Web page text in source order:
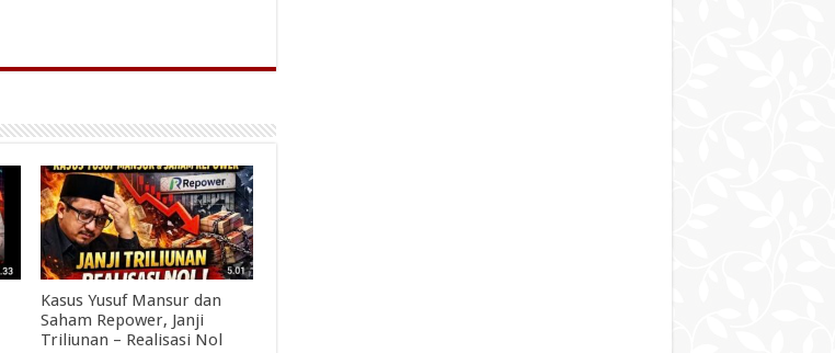
Kasus Yusuf Mansur dan
Saham Repower, Janji
Triliunan – Realisasi Nol